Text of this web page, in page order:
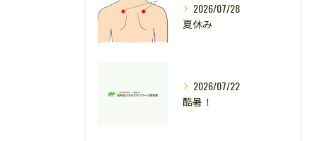
2026/07/28
夏休み
2026/07/22
酷暑！